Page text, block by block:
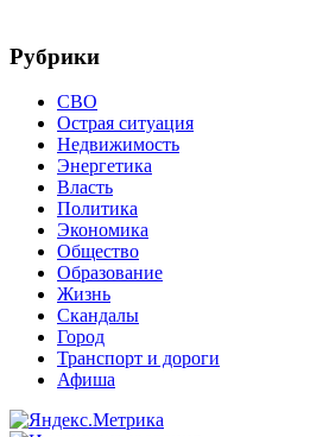
Рубрики
СВО
Острая ситуация
Недвижимость
Энергетика
Власть
Политика
Экономика
Общество
Образование
Жизнь
Скандалы
Город
Транспорт и дороги
Афиша